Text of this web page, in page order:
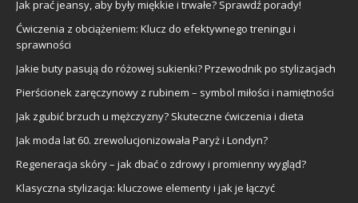
Jak prać jeansy, aby były miękkie i trwałe? Sprawdź porady!
Ćwiczenia z obciążeniem: Klucz do efektywnego treningu i
sprawności
Jakie buty pasują do różowej sukienki? Przewodnik po stylizacjach
Pierścionek zaręczynowy z rubinem – symbol miłości i namiętności
Jak zgubić brzuch u mężczyzny? Skuteczne ćwiczenia i dieta
Jak moda lat 60. zrewolucjonizowała Paryż i Londyn?
Regeneracja skóry – jak dbać o zdrowy i promienny wygląd?
Klasyczna stylizacja: kluczowe elementy i jak je łączyć